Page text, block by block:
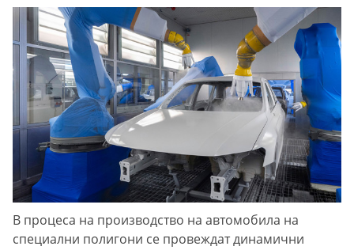
В процеса на производство на автомобила на
специални полигони се провеждат динамични